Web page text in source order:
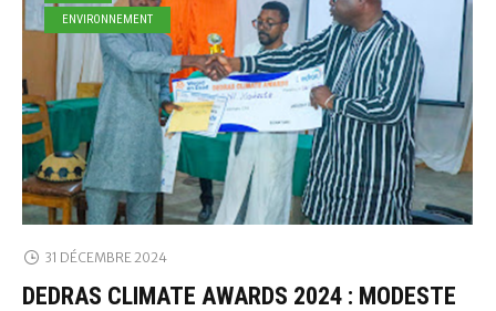
ENVIRONNEMENT
31 DÉCEMBRE 2024
DEDRAS CLIMATE AWARDS 2024 : MODESTE